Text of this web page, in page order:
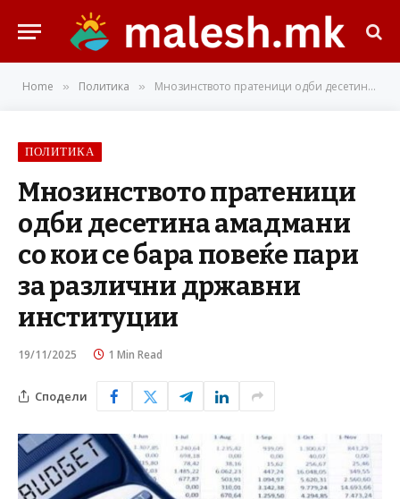
Home » Политика » Мнозинството пратеници одби десетина амадмани со кои се бара повеќе пари за различни државни институции
ПОЛИТИКА
Мнозинството пратеници
одби десетина амадмани
со кои се бара повеќе пари
за различни државни
институции
19/11/2025 1 Min Read
Сподели